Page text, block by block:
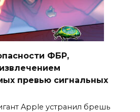
ФБР,
превью сигнальных
Apple устранил брешь